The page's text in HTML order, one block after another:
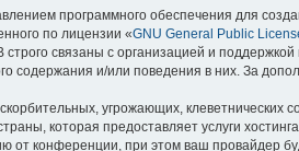
программного обеспечения для
по лицензии «GNU General Public
связаны с организацией и
содержания и/или поведения в них. За
угрожающих,
которая предоставляет услуги
от конференции, при этом ваш провайдер